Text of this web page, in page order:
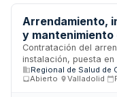
de documentación
sobres electrónicos
Arrendamiento,
y mantenimiento
monitorización
primaria de la
Castilla y León
Contratación del
instalación, puesta
equipos diagnósticos
formato de fácil
Regional de Salud de
Abierto
Valladolid